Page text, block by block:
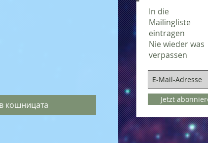
кошницата
In die
Mailingliste
eintragen
Nie wieder was
verpassen
Jetzt